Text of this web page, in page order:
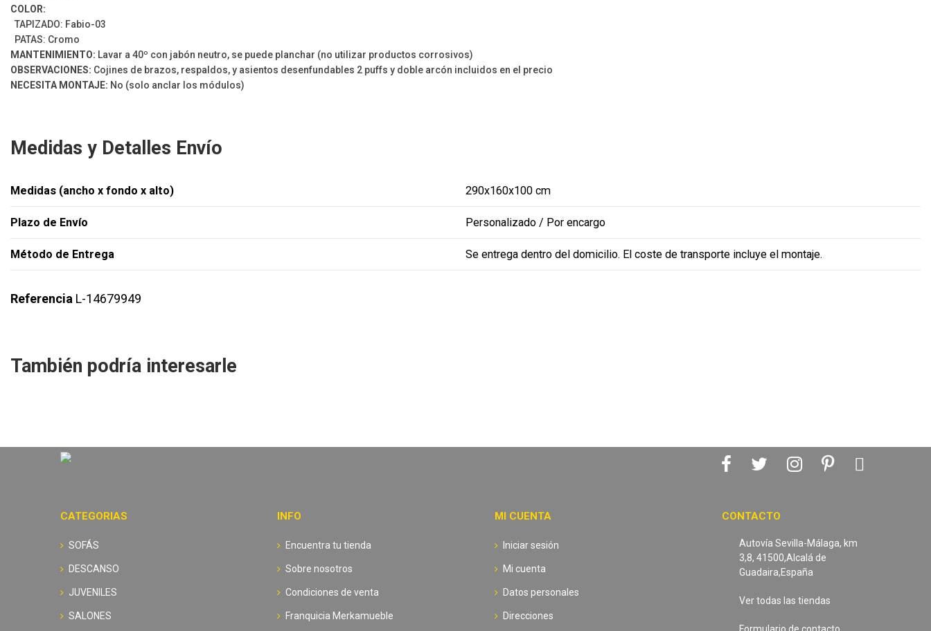
COLOR:
TAPIZADO: Fabio-03
PATAS: Cromo
MANTENIMIENTO: Lavar a 40º con jabón neutro, se puede planchar (no utilizar productos corrosivos)
OBSERVACIONES: Cojines de brazos, respaldos, y asientos desenfundables 2 puffs y doble arcón incluidos en el precio
NECESITA MONTAJE: No (solo anclar los módulos)
Medidas y Detalles Envío
Medidas (ancho x fondo x alto) 290x160x100 cm
Plazo de Envío Personalizado / Por encargo
Método de Entrega Se entrega dentro del domicilio. El coste de transporte incluye el montaje.
Referencia L-14679949
También podría interesarle
CATEGORIAS
SOFÁS
DESCANSO
JUVENILES
SALONES
INFO
Encuentra tu tienda
Sobre nosotros
Condiciones de venta
Franquicia Merkamueble
MI CUENTA
Iniciar sesión
Mi cuenta
Datos personales
Direcciones
CONTACTO
Autovía Sevilla-Málaga, km
3,8, 41500,Alcalá de
Guadaira,España
Ver todas las tiendas
Formulario de contacto